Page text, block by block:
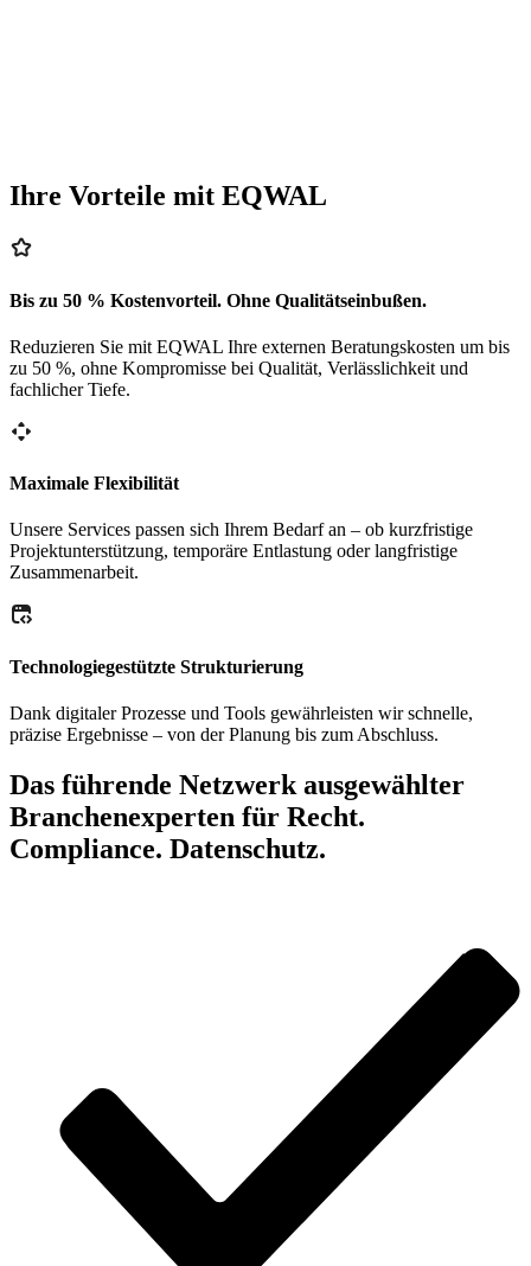
Ihre Vorteile mit EQWAL
Bis zu 50 % Kostenvorteil. Ohne Qualitätseinbußen.
Reduzieren Sie mit EQWAL Ihre externen Beratungskosten um bis
zu 50 %, ohne Kompromisse bei Qualität, Verlässlichkeit und
fachlicher Tiefe.
Maximale Flexibilität
Unsere Services passen sich Ihrem Bedarf an – ob kurzfristige
Projektunterstützung, temporäre Entlastung oder langfristige
Zusammenarbeit.
Technologiegestützte Strukturierung
Dank digitaler Prozesse und Tools gewährleisten wir schnelle,
präzise Ergebnisse – von der Planung bis zum Abschluss.
Das führende Netzwerk ausgewählter
Branchenexperten für Recht.
Compliance. Datenschutz.